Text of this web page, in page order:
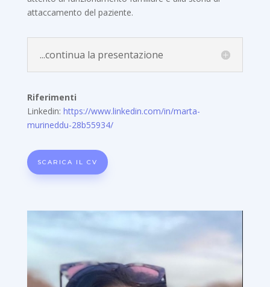
attaccamento del paziente.
...continua la presentazione
Riferimenti
Linkedin: https://www.linkedin.com/in/marta-
murineddu-28b55934/
SCARICA IL CV